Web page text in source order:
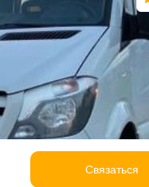
Связаться